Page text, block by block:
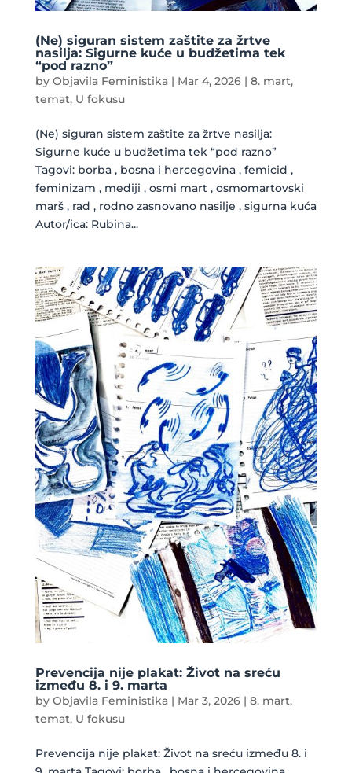
(Ne) siguran sistem zaštite za žrtve
nasilja: Sigurne kuće u budžetima tek
“pod razno”
by Objavila Feministika| Mar 4, 2026| 8. mart,
temat, U fokusu
(Ne) siguran sistem zaštite za žrtve nasilja:
Sigurne kuće u budžetima tek “pod razno”
Tagovi: borba , bosna i hercegovina , femicid ,
feminizam , mediji , osmi mart , osmomartovski
marš , rad , rodno zasnovano nasilje , sigurna kuća
Autor/ica: Rubina...
Prevencija nije plakat: Život na sreću
između 8. i 9. marta
by Objavila Feministika| Mar 3, 2026| 8. mart,
temat, U fokusu
Prevencija nije plakat: Život na sreću između 8. i